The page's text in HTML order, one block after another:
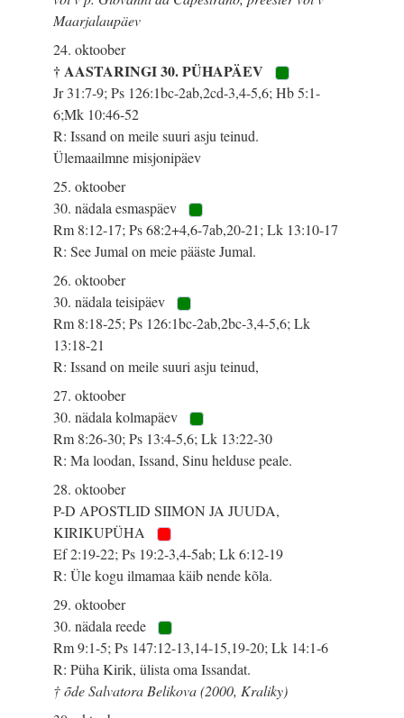
Maarjalaupäev
24. oktoober
† AASTARINGI 30. PÜHAPÄEV
Jr 31:7-9; Ps 126:1bc-2ab,2cd-3,4-5,6; Hb 5:1-
6;Mk 10:46-52
R: Issand on meile suuri asju teinud.
Ülemaailmne misjonipäev
25. oktoober
30. nädala esmaspäev
Rm 8:12-17; Ps 68:2+4,6-7ab,20-21; Lk 13:10-17
R: See Jumal on meie pääste Jumal.
26. oktoober
30. nädala teisipäev
Rm 8:18-25; Ps 126:1bc-2ab,2bc-3,4-5,6; Lk
13:18-21
R: Issand on meile suuri asju teinud,
27. oktoober
30. nädala kolmapäev
Rm 8:26-30; Ps 13:4-5,6; Lk 13:22-30
R: Ma loodan, Issand, Sinu helduse peale.
28. oktoober
P-D APOSTLID SIIMON JA JUUDA,
KIRIKUPÜHA
Ef 2:19-22; Ps 19:2-3,4-5ab; Lk 6:12-19
R: Üle kogu ilmamaa käib nende kõla.
29. oktoober
30. nädala reede
Rm 9:1-5; Ps 147:12-13,14-15,19-20; Lk 14:1-6
R: Püha Kirik, ülista oma Issandat.
† õde Salvatora Belikova (2000, Kraliky)